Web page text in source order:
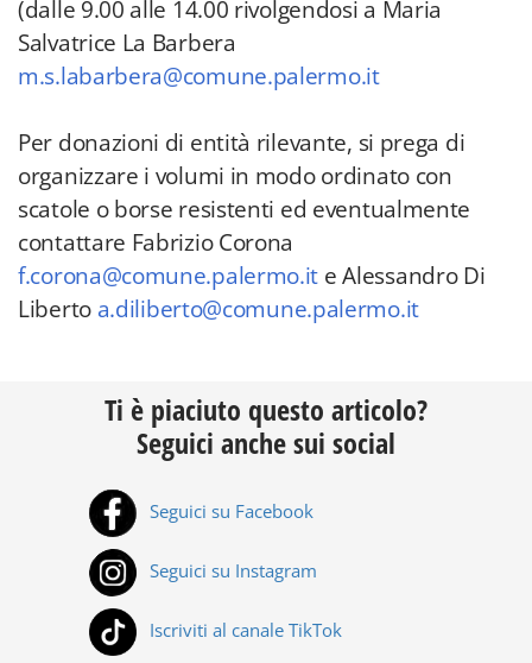
(dalle 9.00 alle 14.00 rivolgendosi a Maria
Salvatrice La Barbera
m.s.labarbera@comune.palermo.it
Per donazioni di entità rilevante, si prega di
organizzare i volumi in modo ordinato con
scatole o borse resistenti ed eventualmente
contattare Fabrizio Corona
f.corona@comune.palermo.it e Alessandro Di
Liberto a.diliberto@comune.palermo.it
Ti è piaciuto questo articolo?
Seguici anche sui social
Seguici su Facebook
Seguici su Instagram
Iscriviti al canale TikTok